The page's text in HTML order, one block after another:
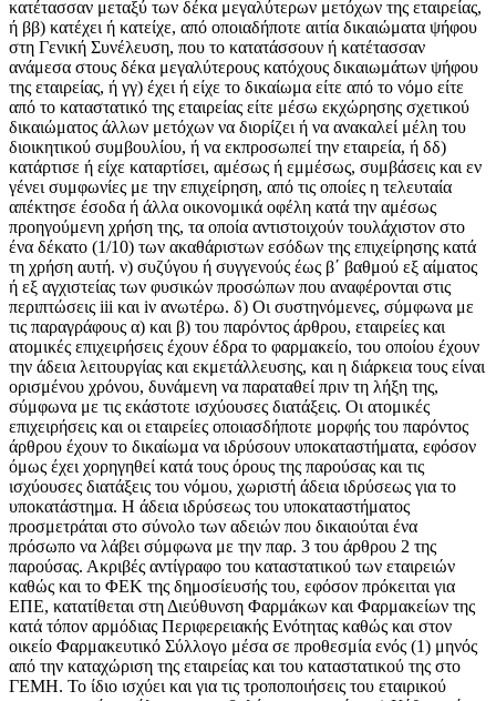
κατέτασσαν μεταξύ των δέκα μεγαλύτερων μετόχων της εταιρείας,
ή ββ) κατέχει ή κατείχε, από οποιαδήποτε αιτία δικαιώματα ψήφου
στη Γενική Συνέλευση, που το κατατάσσουν ή κατέτασσαν
ανάμεσα στους δέκα μεγαλύτερους κατόχους δικαιωμάτων ψήφου
της εταιρείας, ή γγ) έχει ή είχε το δικαίωμα είτε από το νόμο είτε
από το καταστατικό της εταιρείας είτε μέσω εκχώρησης σχετικού
δικαιώματος άλλων μετόχων να διορίζει ή να ανακαλεί μέλη του
διοικητικού συμβουλίου, ή να εκπροσωπεί την εταιρεία, ή δδ)
κατάρτισε ή είχε καταρτίσει, αμέσως ή εμμέσως, συμβάσεις και εν
γένει συμφωνίες με την επιχείρηση, από τις οποίες η τελευταία
απέκτησε έσοδα ή άλλα οικονομικά οφέλη κατά την αμέσως
προηγούμενη χρήση της, τα οποία αντιστοιχούν τουλάχιστον στο
ένα δέκατο (1/10) των ακαθάριστων εσόδων της επιχείρησης κατά
τη χρήση αυτή. ν) συζύγου ή συγγενούς έως β΄ βαθμού εξ αίματος
ή εξ αγχιστείας των φυσικών προσώπων που αναφέρονται στις
περιπτώσεις iii και iν ανωτέρω. δ) Οι συστηνόμενες, σύμφωνα με
τις παραγράφους α) και β) του παρόντος άρθρου, εταιρείες και
ατομικές επιχειρήσεις έχουν έδρα το φαρμακείο, του οποίου έχουν
την άδεια λειτουργίας και εκμετάλλευσης, και η διάρκεια τους είναι
ορισμένου χρόνου, δυνάμενη να παραταθεί πριν τη λήξη της,
σύμφωνα με τις εκάστοτε ισχύουσες διατάξεις. Οι ατομικές
επιχειρήσεις και οι εταιρείες οποιασδήποτε μορφής του παρόντος
άρθρου έχουν το δικαίωμα να ιδρύσουν υποκαταστήματα, εφόσον
όμως έχει χορηγηθεί κατά τους όρους της παρούσας και τις
ισχύουσες διατάξεις του νόμου, χωριστή άδεια ιδρύσεως για το
υποκατάστημα. Η άδεια ιδρύσεως του υποκαταστήματος
προσμετράται στο σύνολο των αδειών που δικαιούται ένα
πρόσωπο να λάβει σύμφωνα με την παρ. 3 του άρθρου 2 της
παρούσας. Ακριβές αντίγραφο του καταστατικού των εταιρειών
καθώς και το ΦΕΚ της δημοσίευσής του, εφόσον πρόκειται για
ΕΠΕ, κατατίθεται στη Διεύθυνση Φαρμάκων και Φαρμακείων της
κατά τόπον αρμόδιας Περιφερειακής Ενότητας καθώς και στον
οικείο Φαρμακευτικό Σύλλογο μέσα σε προθεσμία ενός (1) μηνός
από την καταχώριση της εταιρείας και του καταστατικού της στο
ΓΕΜΗ. Το ίδιο ισχύει και για τις τροποποιήσεις του εταιρικού